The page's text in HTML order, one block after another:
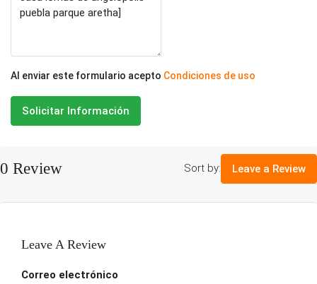
Al enviar este formulario acepto Condiciones de uso
Solicitar Información
0 Review Sort by: Leave a Review
Leave A Review
Correo electrónico